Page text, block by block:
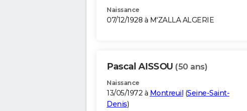
Naissance
07/12/1928 à M'ZALLA ALGERIE
Pascal AISSOU (50 ans)
Naissance
13/05/1972 à Montreuil (Seine-Saint-
Denis)